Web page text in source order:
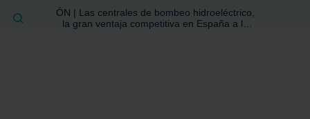
ÓN | Las centrales de bombeo hidroeléctrico,
la gran ventaja competitiva en España a la
BUSCAR